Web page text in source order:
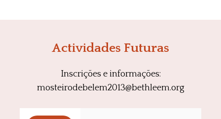
Actividades Futuras
Inscrições e informações:
mosteirodebelem2013@bethleem.org